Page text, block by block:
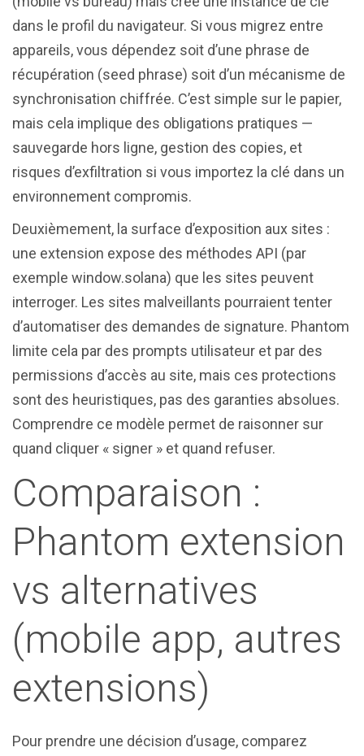
dans le profil du navigateur. Si vous migrez entre
appareils, vous dépendez soit d’une phrase de
récupération (seed phrase) soit d’un mécanisme de
synchronisation chiffrée. C’est simple sur le papier,
mais cela implique des obligations pratiques —
sauvegarde hors ligne, gestion des copies, et
risques d’exfiltration si vous importez la clé dans un
environnement compromis.
Deuxièmement, la surface d’exposition aux sites :
une extension expose des méthodes API (par
exemple window.solana) que les sites peuvent
interroger. Les sites malveillants pourraient tenter
d’automatiser des demandes de signature. Phantom
limite cela par des prompts utilisateur et par des
permissions d’accès au site, mais ces protections
sont des heuristiques, pas des garanties absolues.
Comprendre ce modèle permet de raisonner sur
quand cliquer « signer » et quand refuser.
Comparaison :
Phantom extension
vs alternatives
(mobile app, autres
extensions)
Pour prendre une décision d’usage, comparez